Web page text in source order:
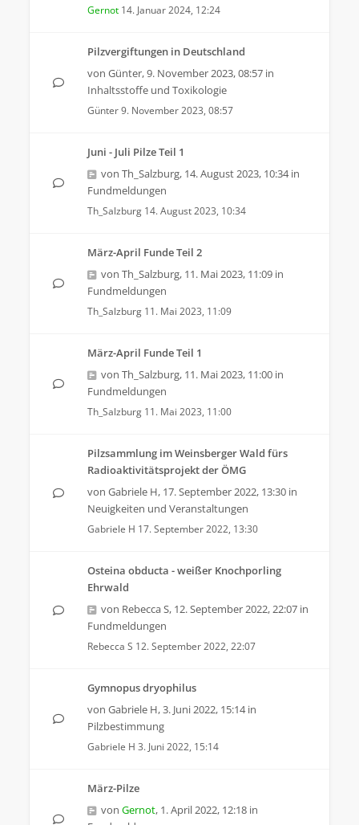
Gernot 14. Januar 2024, 12:24
Pilzvergiftungen in Deutschland
von Günter,9. November 2023, 08:57 in
Inhaltsstoffe und Toxikologie
Günter9. November 2023, 08:57
Juni - Juli Pilze Teil 1
von Th_Salzburg, 14. August 2023, 10:34in
Fundmeldungen
Th_Salzburg 14. August 2023, 10:34
März-April Funde Teil 2
von Th_Salzburg, 11. Mai 2023, 11:09 in
Fundmeldungen
Th_Salzburg 11. Mai 2023, 11:09
März-April Funde Teil 1
von Th_Salzburg, 11. Mai 2023, 11:00 in
Fundmeldungen
Th_Salzburg 11. Mai 2023, 11:00
Pilzsammlung im Weinsberger Wald fürs
Radioaktivitätsprojekt der ÖMG
von Gabriele H, 17. September 2022, 13:30 in
Neuigkeiten und Veranstaltungen
Gabriele H 17. September 2022, 13:30
Osteina obducta - weißer Knochporling
Ehrwald
von Rebecca S, 12. September 2022, 22:07 in
Fundmeldungen
Rebecca S 12. September 2022, 22:07
Gymnopus dryophilus
von Gabriele H,3. Juni 2022, 15:14in
Pilzbestimmung
Gabriele H 3. Juni 2022, 15:14
März-Pilze
von Gernot, 1. April 2022, 12:18 in